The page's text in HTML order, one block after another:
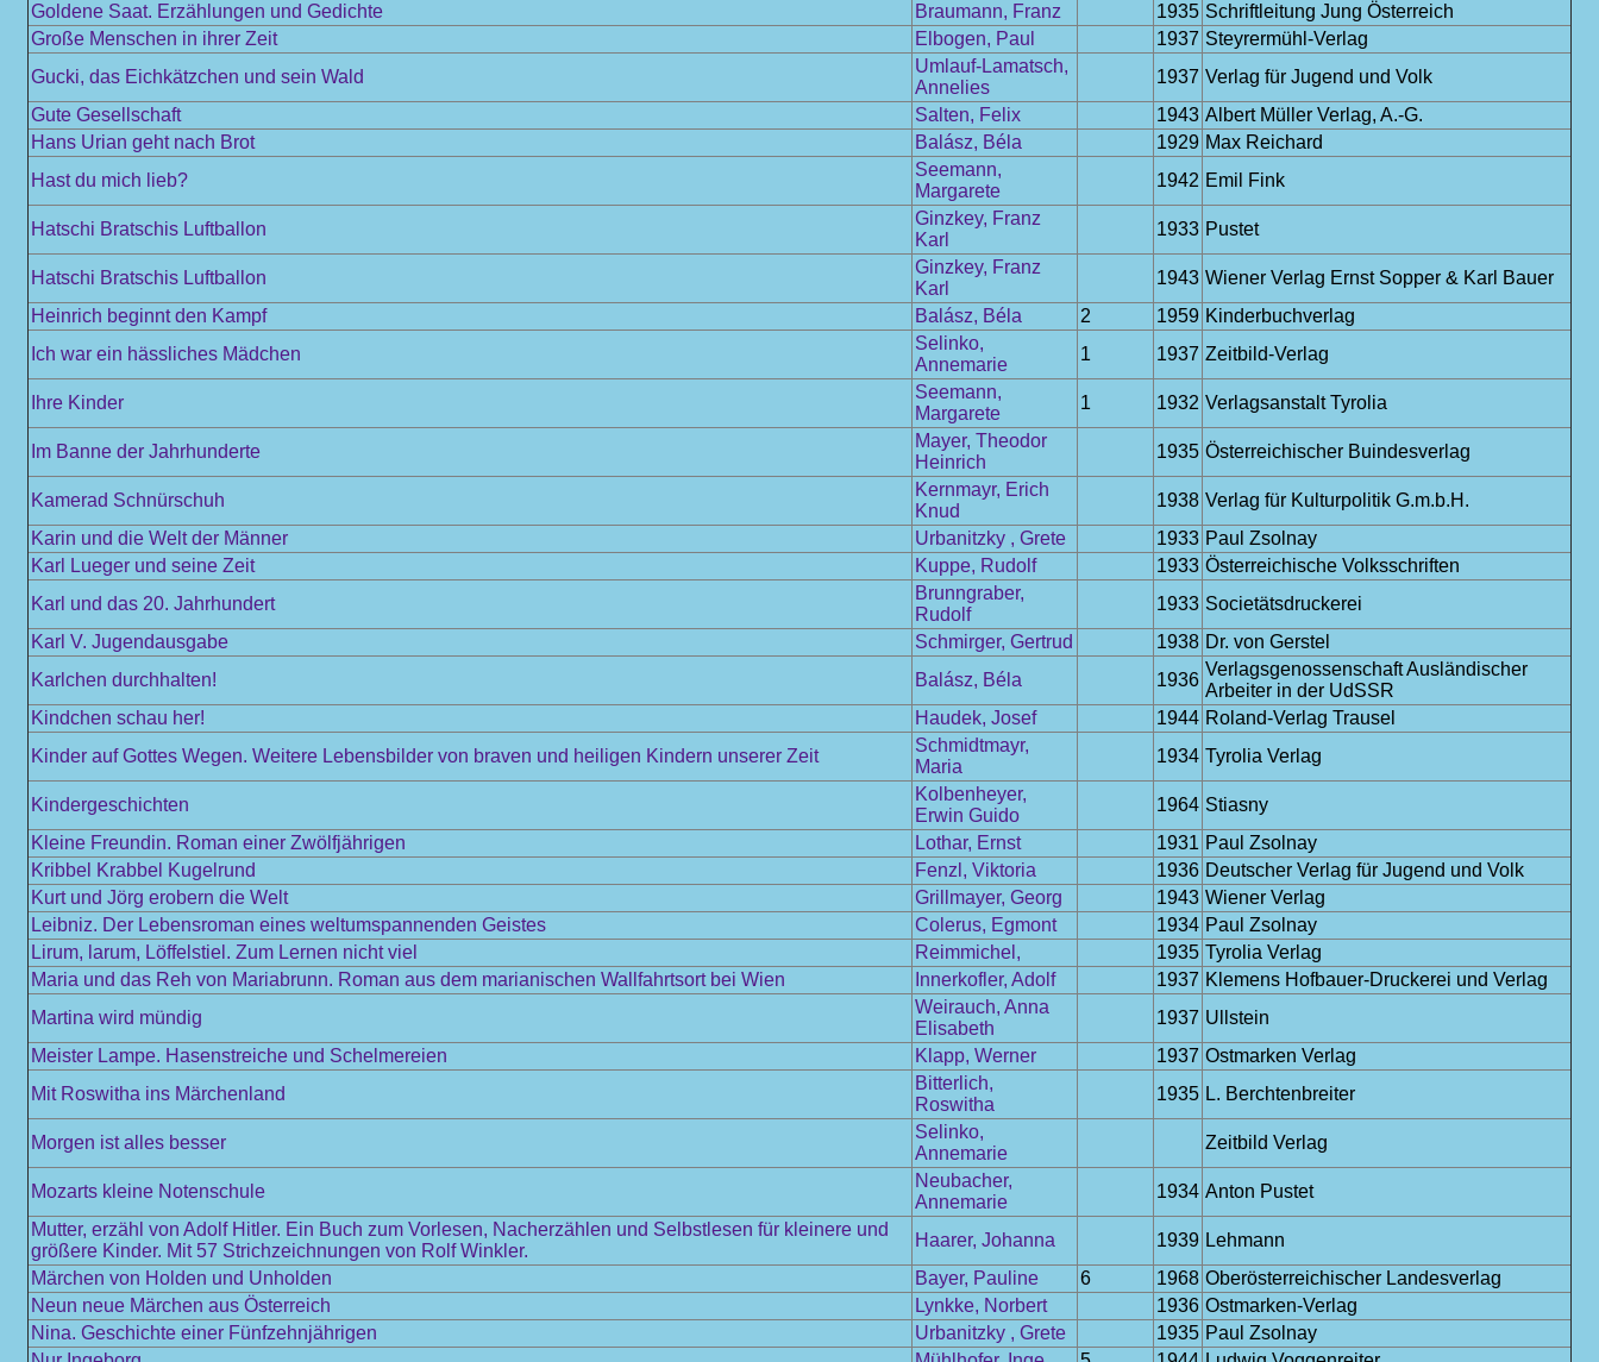
Goldene Saat. Erzählungen und Gedichte
Braumann, Franz 1935 Schriftleitung Jung Österreich
Große Menschen in ihrer Zeit
Elbogen, Paul 1937 Steyrermühl-Verlag
Gucki, das Eichkätzchen und sein Wald
Umlauf-Lamatsch,
Annelies
1937 Verlag für Jugend und Volk
Gute Gesellschaft
Salten, Felix 1943 Albert Müller Verlag, A.-G.
Hans Urian geht nach Brot
Balász, Béla 1929 Max Reichard
Hast du mich lieb?
Seemann,
Margarete
1942 Emil Fink
Hatschi Bratschis Luftballon
Ginzkey, Franz
Karl
1933 Pustet
Hatschi Bratschis Luftballon
Ginzkey, Franz
Karl
1943 Wiener Verlag Ernst Sopper & Karl Bauer
Heinrich beginnt den Kampf
Balász, Béla 2 1959 Kinderbuchverlag
Ich war ein hässliches Mädchen
Selinko,
Annemarie
1 1937 Zeitbild-Verlag
Ihre Kinder
Seemann,
Margarete
1 1932 Verlagsanstalt Tyrolia
Im Banne der Jahrhunderte
Mayer, Theodor
Heinrich
1935 Österreichischer Buindesverlag
Kamerad Schnürschuh
Kernmayr, Erich
Knud
1938 Verlag für Kulturpolitik G.m.b.H.
Karin und die Welt der Männer
Urbanitzky , Grete 1933 Paul Zsolnay
Karl Lueger und seine Zeit
Kuppe, Rudolf 1933 Österreichische Volksschriften
Karl und das 20. Jahrhundert
Brunngraber,
Rudolf
1933 Societätsdruckerei
Karl V. Jugendausgabe
Schmirger, Gertrud 1938 Dr. von Gerstel
Karlchen durchhalten!
Balász, Béla 1936
Verlagsgenossenschaft Ausländischer
Arbeiter in der UdSSR
Kindchen schau her!
Haudek, Josef 1944 Roland-Verlag Trausel
Kinder auf Gottes Wegen. Weitere Lebensbilder von braven und heiligen Kindern unserer Zeit
Schmidtmayr,
Maria
1934 Tyrolia Verlag
Kindergeschichten
Kolbenheyer,
Erwin Guido
1964 Stiasny
Kleine Freundin. Roman einer Zwölfjährigen
Lothar, Ernst 1931 Paul Zsolnay
Kribbel Krabbel Kugelrund
Fenzl, Viktoria 1936 Deutscher Verlag für Jugend und Volk
Kurt und Jörg erobern die Welt
Grillmayer, Georg 1943 Wiener Verlag
Leibniz. Der Lebensroman eines weltumspannenden Geistes
Colerus, Egmont 1934 Paul Zsolnay
Lirum, larum, Löffelstiel. Zum Lernen nicht viel
Reimmichel, 1935 Tyrolia Verlag
Maria und das Reh von Mariabrunn. Roman aus dem marianischen Wallfahrtsort bei Wien
Innerkofler, Adolf 1937 Klemens Hofbauer-Druckerei und Verlag
Martina wird mündig
Weirauch, Anna
Elisabeth
1937 Ullstein
Meister Lampe. Hasenstreiche und Schelmereien
Klapp, Werner 1937 Ostmarken Verlag
Mit Roswitha ins Märchenland
Bitterlich,
Roswitha
1935 L. Berchtenbreiter
Morgen ist alles besser
Selinko,
Annemarie
Zeitbild Verlag
Mozarts kleine Notenschule
Neubacher,
Annemarie
1934 Anton Pustet
Mutter, erzähl von Adolf Hitler. Ein Buch zum Vorlesen, Nacherzählen und Selbstlesen für kleinere und
größere Kinder. Mit 57 Strichzeichnungen von Rolf Winkler.
Haarer, Johanna 1939 Lehmann
Märchen von Holden und Unholden
Bayer, Pauline 6 1968 Oberösterreichischer Landesverlag
Neun neue Märchen aus Österreich
Lynkke, Norbert 1936 Ostmarken-Verlag
Nina. Geschichte einer Fünfzehnjährigen
Urbanitzky , Grete 1935 Paul Zsolnay